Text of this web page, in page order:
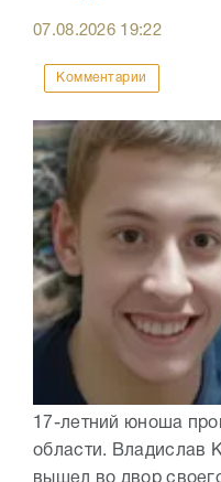
07.08.2026 19:22
Комментарии
17-летний юноша
области. Владислав
вышел во двор